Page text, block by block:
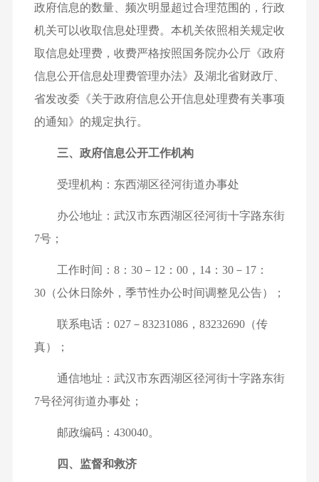
政府信息的数量、频次明显超过合理范围的，行政
机关可以收取信息处理费。本机关依照相关规定收
取信息处理费，收费严格按照国务院办公厅《政府
信息公开信息处理费管理办法》及湖北省财政厅、
省发改委《关于政府信息公开信息处理费有关事项
的通知》的规定执行。
三、政府信息公开工作机构
受理机构：东西湖区径河街道办事处
办公地址：武汉市东西湖区径河街十字路东街
7号；
工作时间：8：30－12：00，14：30－17：
30（公休日除外，季节性办公时间调整见公告）；
联系电话：027－83231086，83232690（传
真）；
通信地址：武汉市东西湖区径河街十字路东街
7号径河街道办事处；
邮政编码：430040。
四、监督和救济